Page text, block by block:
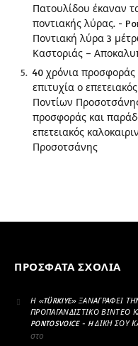
Πατουλίδου έκαναν
ποντιακής λύρας. -
Ποντιακή λύρα 3
Καστοριάς –
40 χρόνια
επιτυχία ο
Ποντίων
προσφοράς και
επετειακός
Προσοτσάνης
ΠΡΌΣΦΑΤΑ ΣΧΌΛΙΑ
Η «TÜRKIYE» ΞΑΝΑΓΡΆΦΕΙ
ΠΡΟΠΑΓΑΝΔΙΣΤΙΚΌ ΒΊΝΤΕΟ
PONTOSVOICE - H ΔΙΚΉ
στο